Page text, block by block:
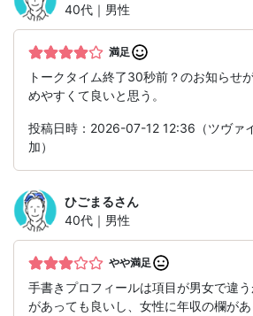
40代｜男性
満足
トークタイム終了30秒前？のお知らせ
めやすくて良いと思う。
投稿日時：2026-07-12 12:36（ツヴァ
加）
ひごまるさん
40代｜男性
やや満足
手書きプロフィールは項目が男女で違
があっても良いし、女性に年収の欄が